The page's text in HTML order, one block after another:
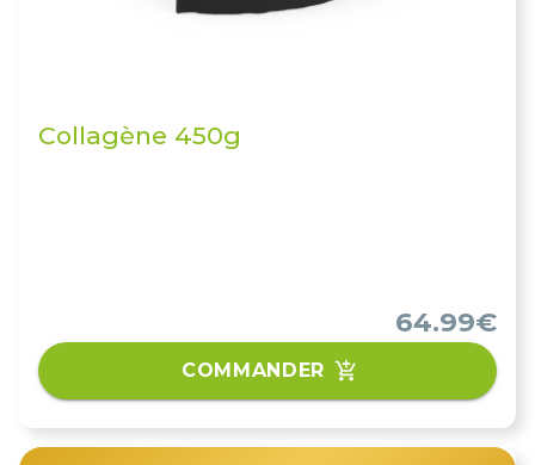
Collagène 450g
64.99€
COMMANDER